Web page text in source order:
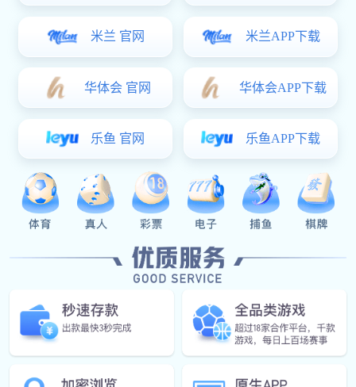
进口稳压阀 流量控制阀
Weller威乐WSD81i